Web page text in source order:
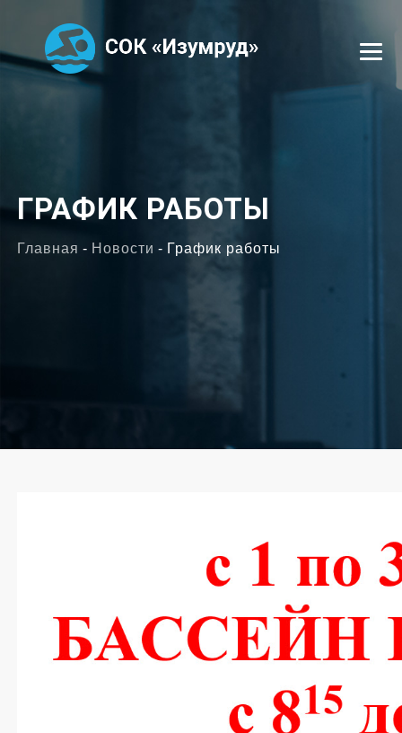
ТРЕНЕРЫ
ОТЗЫВЫ
ГРАФИК РАБОТЫ
Главная - Новости - График работы